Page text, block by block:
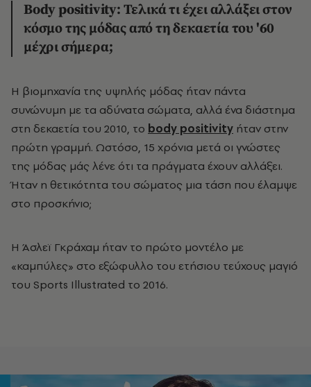
Body positivity: Τελικά τι έχει αλλάξει στον
κόσμο της μόδας από τη δεκαετία του '60
μέχρι σήμερα;
Η βιομηχανία της υψηλής μόδας ήταν πάντα
συνώνυμη με τα αδύνατα σώματα, αλλά ένα διάστημα
στη δεκαετία του 2010, το body positivity ήταν στην
πρώτη γραμμή. Ωστόσο, 15 χρόνια μετά οι γνώστες
της μόδας μάς λένε ότι τα πράγματα έχουν αλλάξει.
Ήταν η θετικότητα του σώματος μια τάση που έλαμψε
στο προσκήνιο;
Η Άσλεϊ Γκράχαμ ήταν το πρώτο μοντέλο με
«καμπύλες» στο εξώφυλλο του ετήσιου τεύχους μαγιό
του Sports Illustrated το 2016.